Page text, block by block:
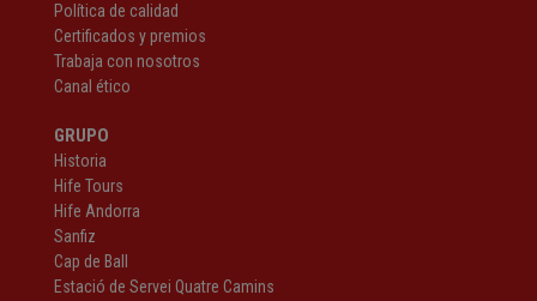
Política de calidad
Certificados y premios
Trabaja con nosotros
Canal ético
GRUPO
Historia
Hife Tours
Hife Andorra
Sanfiz
Cap de Ball
Estació de Servei Quatre Camins